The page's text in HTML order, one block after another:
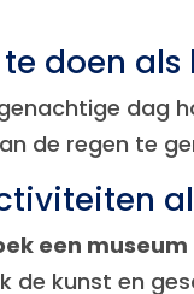
doen
dag
de regen te
een museum
de kunst en